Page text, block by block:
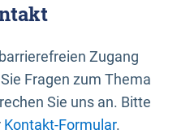
Zugang
Fragen zum Thema
Sie uns an. Bitte
Kontakt-Formular.